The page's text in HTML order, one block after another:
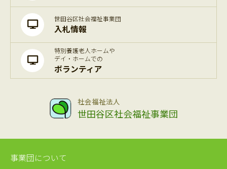
世田谷区社会福祉事業団
入札情報
特別養護老人ホームや
デイ・ホームでの
ボランティア
社会福祉法人
世田谷区社会福祉事業団
事業団について